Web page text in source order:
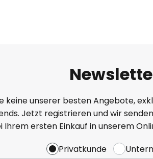
keine unserer besten Angebote,
Jetzt registrieren und wir
Ihrem ersten Einkauf in unserem
Privatkunde